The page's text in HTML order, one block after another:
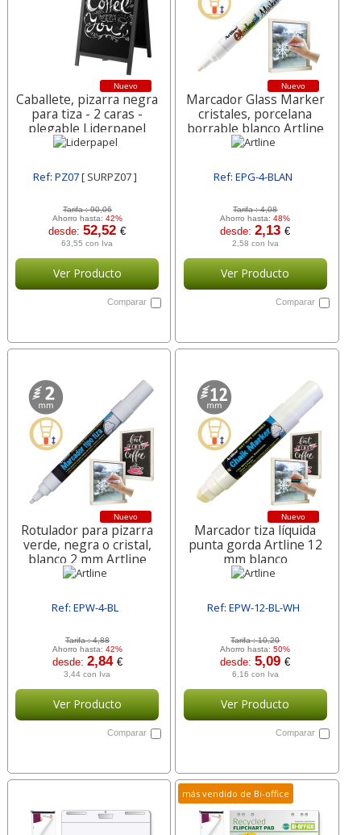
Nuevo
Caballete, pizarra negra
para tiza - 2 caras -
plegable Liderpapel
Ref: PZ07[ SURPZ07 ]
Tarifa :90,06
Ahorro hasta: 42%
desde:52,52€
63,55 con Iva
Ver Producto
Comparar
Nuevo
Marcador Glass Marker
cristales, porcelana
borrable blanco Artline
Ref: EPG-4-BLAN
Tarifa :4,08
Ahorro hasta:48%
desde:2,13€
2,58 con Iva
Ver Producto
Comparar
Nuevo
Rotulador para pizarra
verde, negra o cristal,
blanco 2 mm Artline
Ref: EPW-4-BL
Tarifa :4,88
Ahorro hasta: 42%
desde: 2,84 €
3,44 con Iva
Ver Producto
Comparar
Nuevo
Marcador tiza líquida
punta gorda Artline 12
mm blanco
Ref: EPW-12-BL-WH
Tarifa :10,20
Ahorro hasta:50%
desde:5,09€
6,16 con Iva
Ver Producto
Comparar
más vendido de Bi-office